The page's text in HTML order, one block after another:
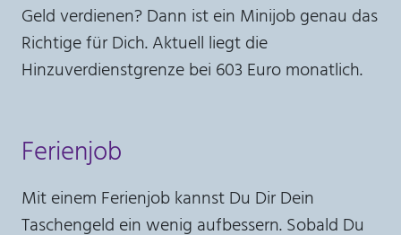
Geld verdienen? Dann ist ein Minijob genau das
Richtige für Dich. Aktuell liegt die
Hinzuverdienstgrenze bei 603 Euro monatlich.
Ferienjob
Mit einem Ferienjob kannst Du Dir Dein
Taschengeld ein wenig aufbessern. Sobald Du